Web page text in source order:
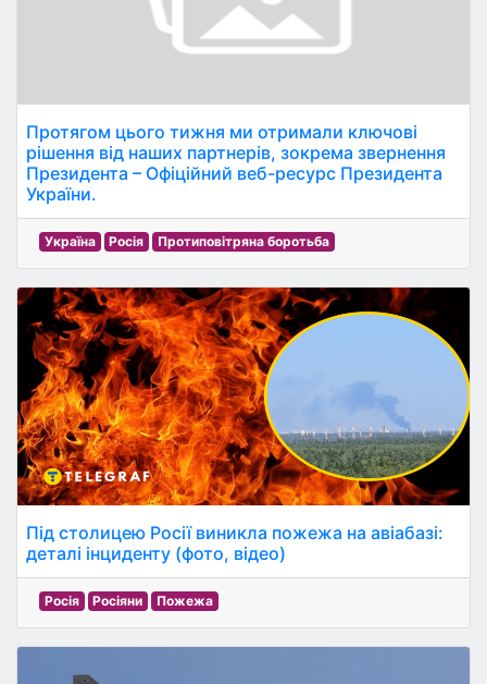
Протягом цього тижня ми отримали ключові
рішення від наших партнерів, зокрема звернення
Президента – Офіційний веб-ресурс Президента
України.
Україна Росія Протиповітряна боротьба
Під столицею Росії виникла пожежа на авіабазі:
деталі інциденту (фото, відео)
Росія Росіяни Пожежа